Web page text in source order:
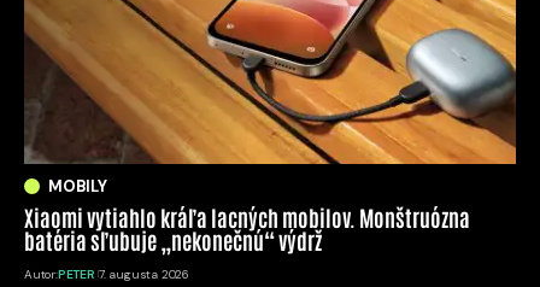
MOBILY
Xiaomi vytiahlo kráľa lacných mobilov. Monštruózna
batéria sľubuje „nekonečnú“ výdrž
Autor:PETER 7. augusta 2026